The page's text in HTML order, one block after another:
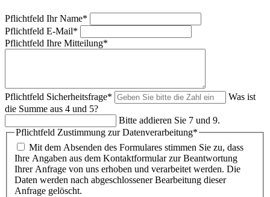
Pflichtfeld Ihr Name*
Pflichtfeld E-Mail*
Pflichtfeld Ihre Mitteilung*
Pflichtfeld Sicherheitsfrage*
Was ist
die Summe aus 4 und 5?
Bitte addieren Sie 7 und 9.
Pflichtfeld Zustimmung zur Datenverarbeitung*
Mit dem Absenden des Formulares stimmen Sie zu, dass
Ihre Angaben aus dem Kontaktformular zur Beantwortung
Ihrer Anfrage von uns erhoben und verarbeitet werden. Die
Daten werden nach abgeschlossener Bearbeitung dieser
Anfrage gelöscht.